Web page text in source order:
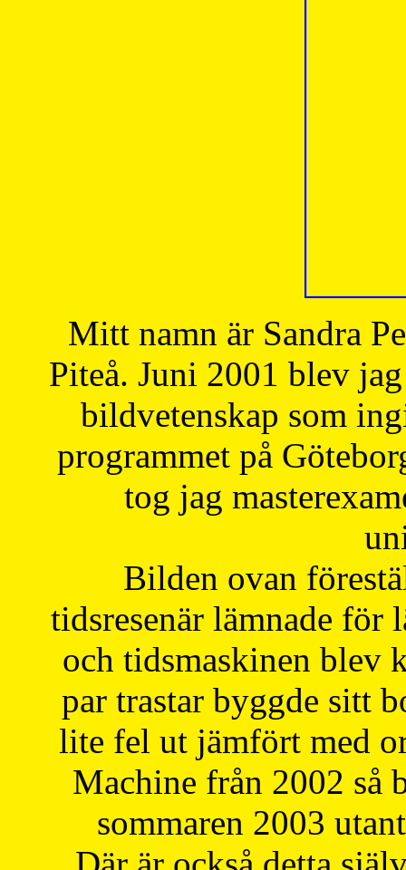
Mitt namn är Sandra
Piteå. Juni 2001 blev
bildvetenskap som
programmet på
tog jag
Bilden ovan
tidsresenär lämnade för
och tidsmaskinen blev
par trastar byggde sitt
lite fel ut jämfört med
Machine från 2002 så
sommaren 2003